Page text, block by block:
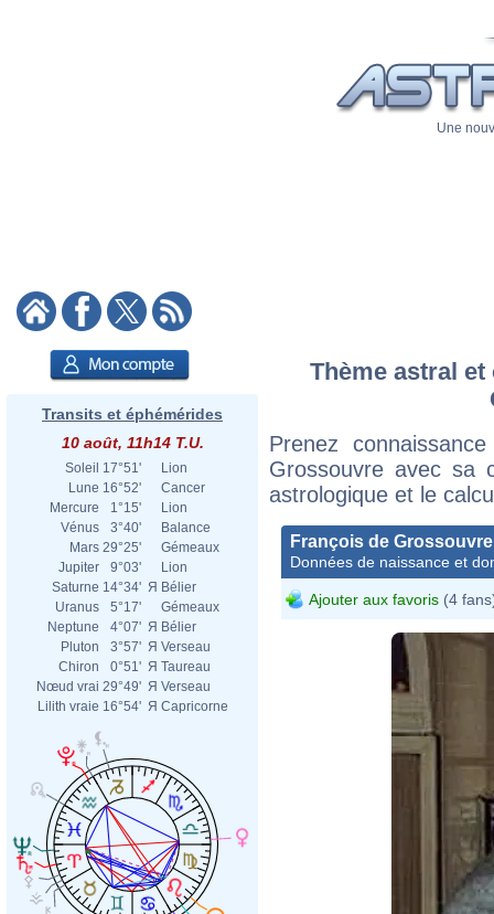
Une
Transits et éphémérides
10 août, 11h14 T.U.
Soleil 17°51'
Lion
Lune 16°52'
Cancer
Mercure
1°15'
Lion
Vénus
3°40'
Balance
Mars 29°25'
Gémeaux
Jupiter
9°03'
Lion
Saturne 14°34' Я Bélier
Uranus
5°17'
Gémeaux
Neptune
4°07' Я Bélier
Pluton
3°57' Я Verseau
Chiron
0°51' Я Taureau
Nœud vrai 29°49' Я Verseau
Lilith vraie 16°54' Я Capricorne
Thème astral
Prenez
Grossouvre avec sa
astrologique et le
François de Grossouvre
Données de naissance et
Ajouter aux favoris (4